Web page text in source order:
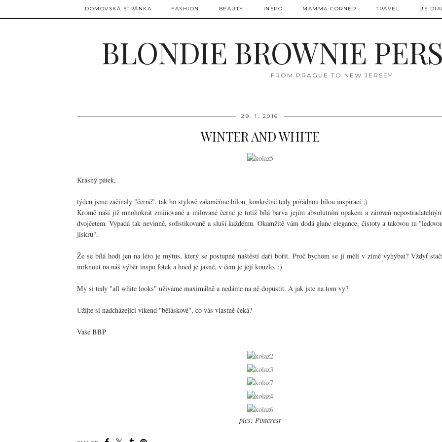
DOMOVSKÁ STRÁNKA FASHION BEAUTY INSPO MAMMA CORNER TRAVEL US
BLONDIE BROWNIE
FROM PRAGUE TO NEW JERSEY
29. 1. 2016
WINTER AND WHITE
Krásný pátek,
týden jsme začínaly "černě", tak ho stylově zakončíme bílou, konkrétně tedy pořádnou bílou inspirací ;)
Kromě naší již mnohokrát zmiňované a milované černé je totiž bílá barva jejím absolutním opakem a zároveň
dvojčetem. Vypadá tak nevinně, sofistikovaně a sluší každému. Okamžitě vám dodá glanc elegance, čistoty a takovou tu
jiskru".
Že se bílá hodí jen na léto je mýtus, který se postupně naštěstí daří bořit. Proč bychom se jí měli v zimě vyhýbat? Vždyť
mrknout na náš výběr inspo fotek a hned je jasné, v čem je její kouzlo. :)
My si tedy "all white looks" užíváme maximálně a nedáme na ně dopustit. A jak jste na tom vy?
Užijte si nadcházející víkend "běláskové", co vás vlastně čeká?
Vaše BBP
pics: Pinterest